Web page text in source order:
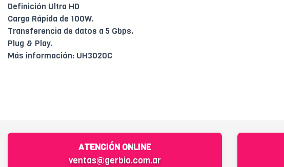
Definición Ultra HD
Carga Rápida de 100W.
Transferencia de datos a 5 Gbps.
Plug & Play.
Más información: UH3020C
ATENCIÓN ONLINE
ventas@gerbio.com.ar